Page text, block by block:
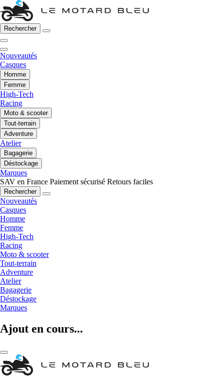
Rechercher
Nouveautés
Casques
Homme
Femme
High-Tech
Racing
Moto & scooter
Tout-terrain
Adventure
Atelier
Bagagerie
Déstockage
Marques
SAV en France Paiement sécurisé Retours faciles
Rechercher
Nouveautés
Casques
Homme
Femme
High-Tech
Racing
Moto & scooter
Tout-terrain
Adventure
Atelier
Bagagerie
Déstockage
Marques
Ajout en cours...